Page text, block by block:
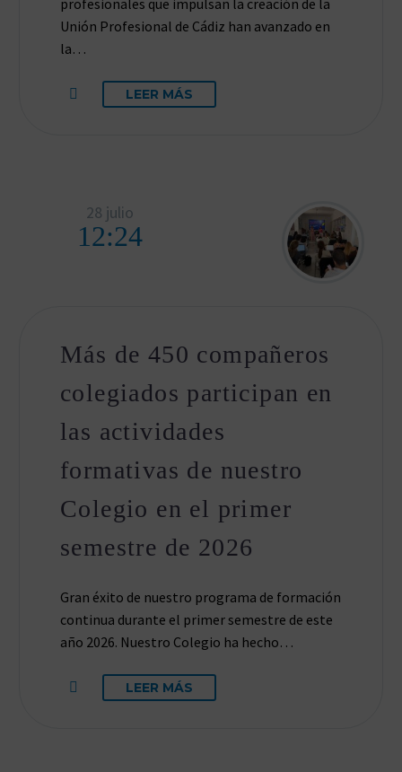
profesionales que impulsan la creación de la
Unión Profesional de Cádiz han avanzado en
la…
LEER MÁS
28 julio
12:24
Más de 450 compañeros
colegiados participan en
las actividades
formativas de nuestro
Colegio en el primer
semestre de 2026
Gran éxito de nuestro programa de formación
continua durante el primer semestre de este
año 2026. Nuestro Colegio ha hecho…
LEER MÁS